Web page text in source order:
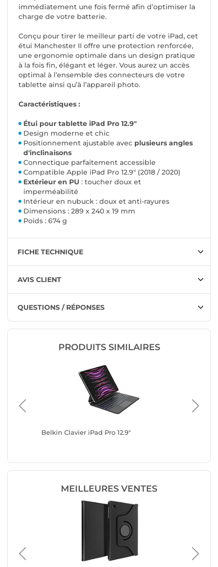
immédiatement une fois fermé afin d’optimiser la
charge de votre batterie.
Conçu pour tirer le meilleur parti de votre iPad, cet
étui Manchester II offre une protection renforcée,
une ergonomie optimale dans un design pratique
à la fois fin, élégant et léger. Vous aurez un accès
optimal à l’ensemble des connecteurs de votre
tablette ainsi qu’à l’appareil photo.
Caractéristiques :
Étui pour tablette iPad Pro 12.9"
Design moderne et chic
Positionnement ajustable avec plusieurs angles
d'inclinaisons
Connectique parfaitement accessible
Compatible Apple iPad Pro 12.9" (2018 / 2020)
Extérieur en PU : toucher doux et
imperméabilité
Intérieur en nubuck : doux et anti-rayures
Dimensions : 289 x 240 x 19 mm
Poids : 674 g
FICHE TECHNIQUE
AVIS CLIENT
QUESTIONS / RÉPONSES
PRODUITS SIMILAIRES
Belkin Clavier iPad Pro 12.9"
MEILLEURES VENTES